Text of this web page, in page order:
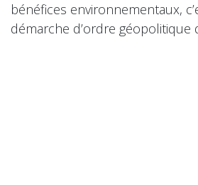
bénéfices environnementaux,
démarche d’ordre géopolitique